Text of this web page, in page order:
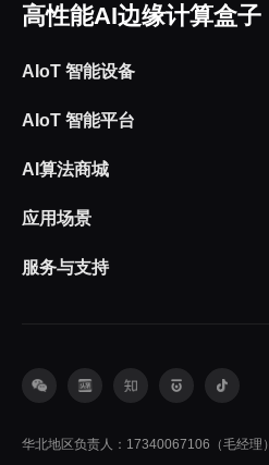
高性能AI边缘计算盒子
AIoT 智能设备
AIoT 智能平台
AI算法商城
应用场景
服务与支持
华北地区负责人：17340067106（毛经理）